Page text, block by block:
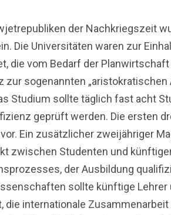
der Nachkriegszeit
Die Universitäten waren zur
die vom Bedarf der
zur sogenannten
Studium sollte täglich fast acht
geprüft werden. Die ersten
Ein zusätzlicher zweijähriger
zwischen Studenten und
der Ausbildung
sollte künftige Lehrer
die internationale